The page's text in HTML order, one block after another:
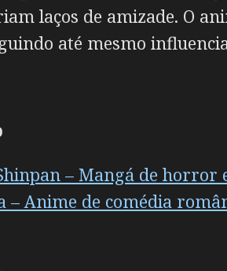
laços de amizade. O
até mesmo
– Mangá de
– Anime de comédia